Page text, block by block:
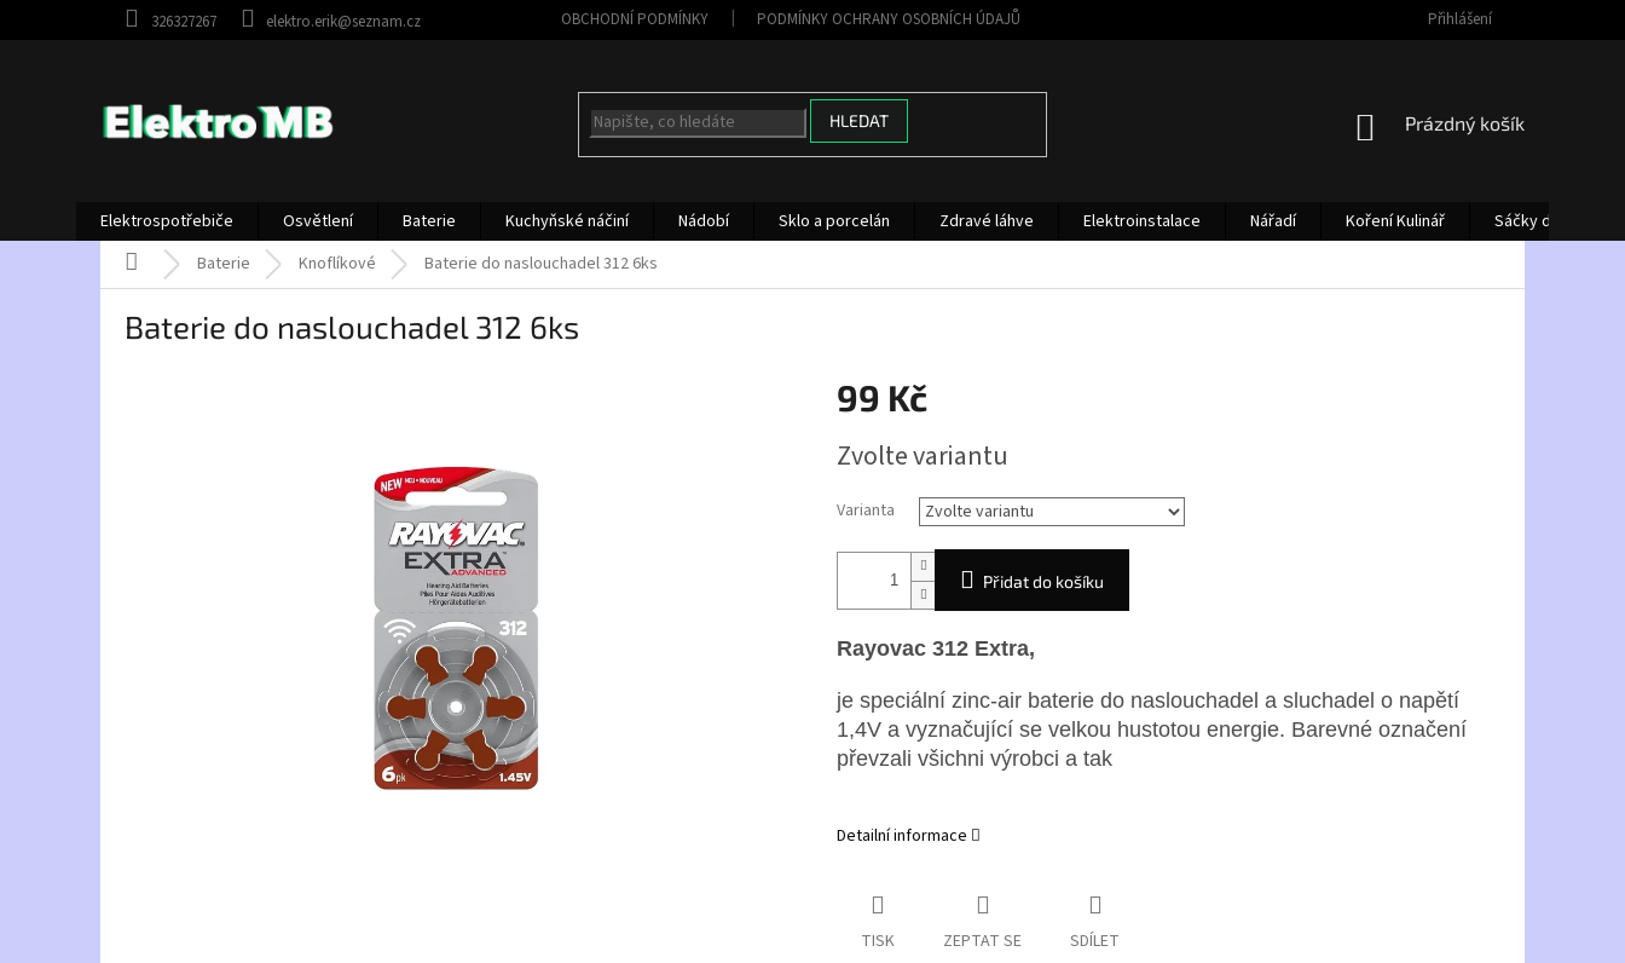
326327267 elektro.erik@seznam.cz OBCHODNÍ PODMÍNKY PODMÍNKY OCHRANY OSOBNÍCH ÚDAJŮ Přihlášení
HLEDAT
NÁKUPNÍ
Prázdný košík
Elektrospotřebiče Osvětlení Baterie Kuchyňské náčiní Nádobí Sklo a porcelán Zdravé láhve Elektroinstalace Nářadí Koření Kulinář
Sáčky do
Domů
Baterie Knoflíkové Baterie do naslouchadel 312 6ks
Baterie do naslouchadel 312 6ks
99 Kč
cena:
Zvolte variantu
Varianta
Přidat do košíku
Rayovac 312 Extra,
je speciální zinc-air baterie do naslouchadel a sluchadel o napětí
1,4V a vyznačující se velkou hustotou energie. Barevné označení
převzali všichni výrobci a tak
Detailní informace
TISK ZEPTAT SE SDÍLET